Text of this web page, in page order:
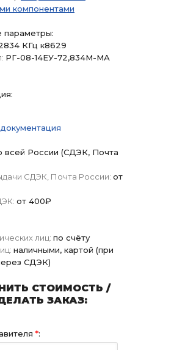
компонентами
параметры:
КГц к8629
РГ-08-14ЕУ-72,834М-МА
всей России (СДЭК, Почта
СДЭК, Почта России: от
от 400₽
лиц: по счёту
наличными, картой (при
СДЭК)
СТОИМОСТЬ /
ЗАКАЗ:
*: